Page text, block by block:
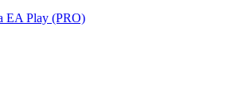
EA Play (PRO)